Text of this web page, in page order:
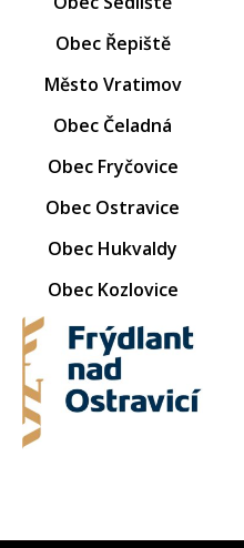
Obec Řepiště
Město Vratimov
Obec Čeladná
Obec Fryčovice
Obec Ostravice
Obec Hukvaldy
Obec Kozlovice